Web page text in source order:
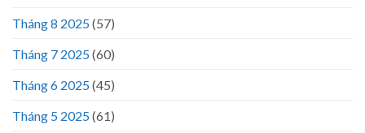
Tháng 8 2025(57)
Tháng 7 2025(60)
Tháng 6 2025(45)
Tháng 5 2025(61)